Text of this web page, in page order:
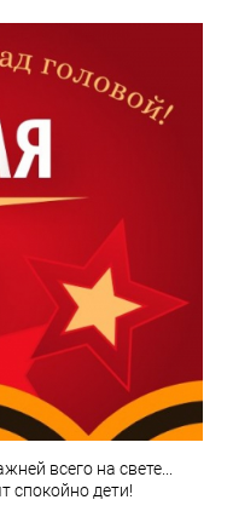
всего на свете...
спокойно дети!